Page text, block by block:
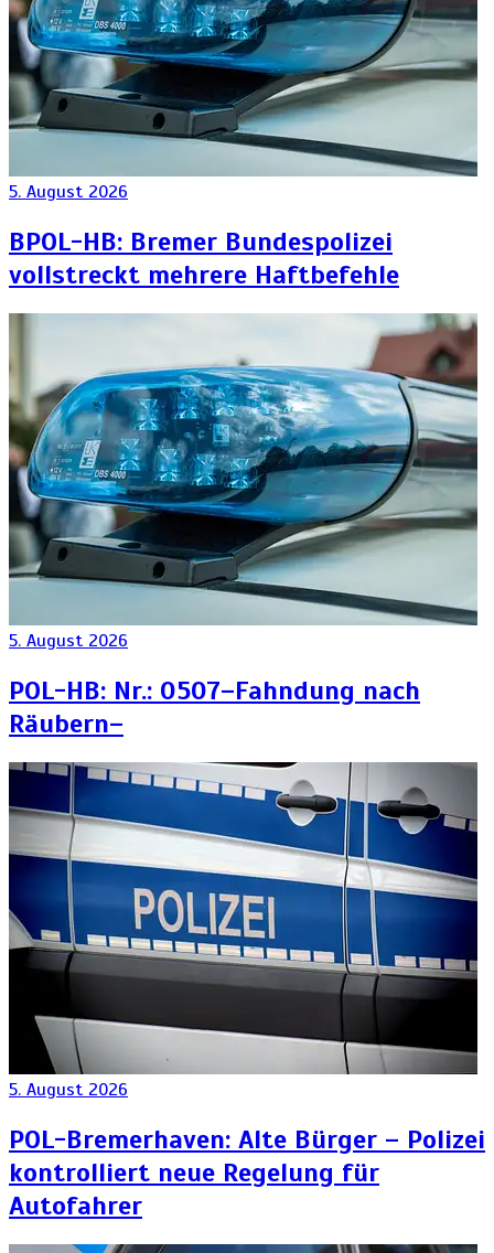
5. August 2026
BPOL-HB: Bremer Bundespolizei
vollstreckt mehrere Haftbefehle
5. August 2026
POL-HB: Nr.: 0507–Fahndung nach
Räubern–
5. August 2026
POL-Bremerhaven: Alte Bürger – Polizei
kontrolliert neue Regelung für
Autofahrer